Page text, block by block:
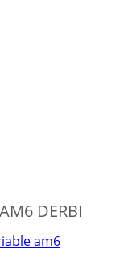
DERBI